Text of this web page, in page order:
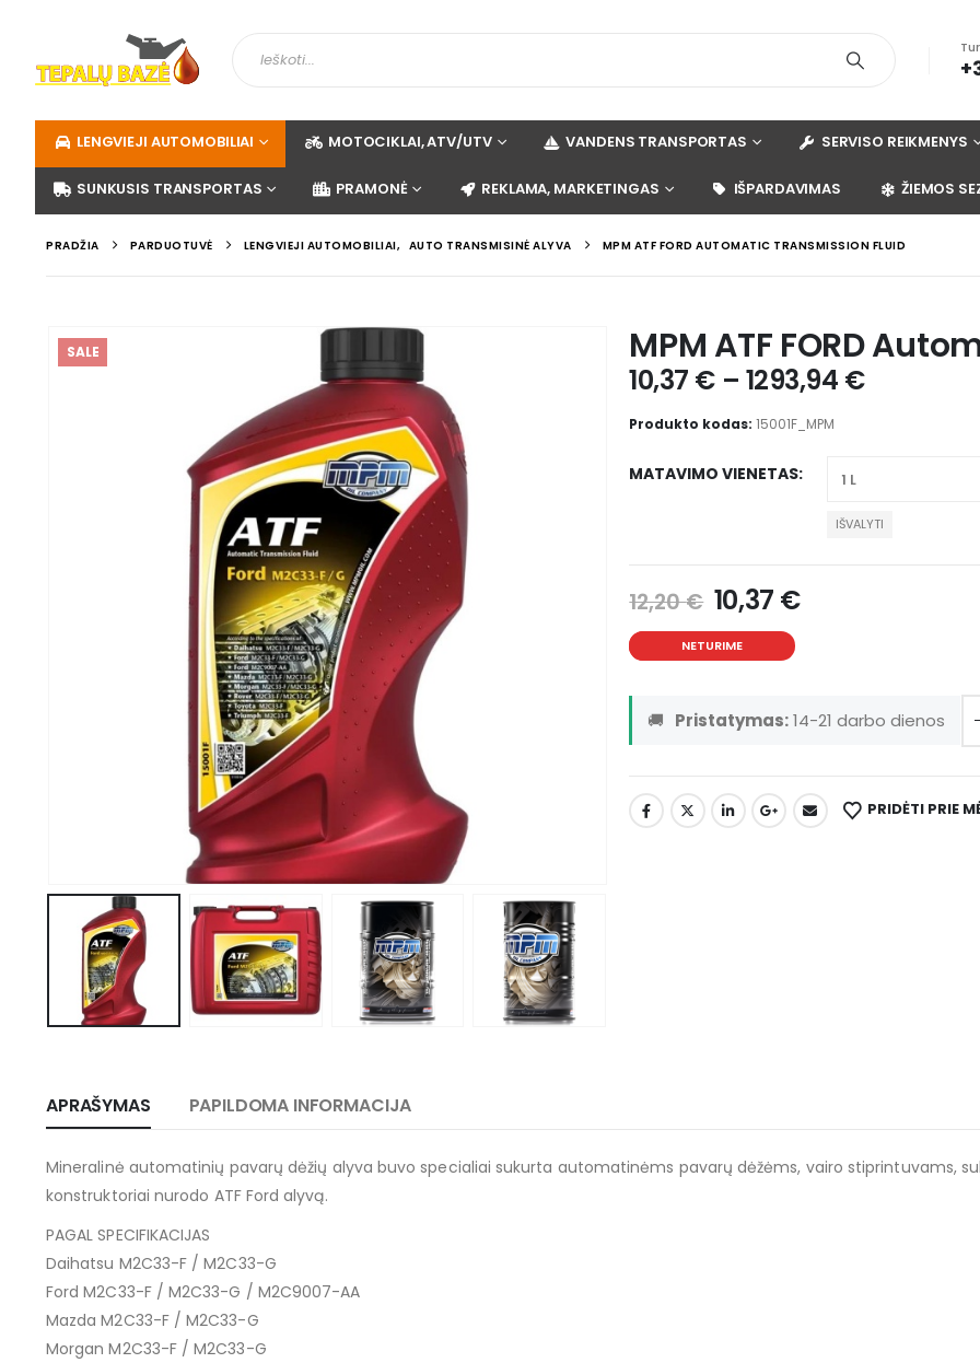
LENGVIEJI AUTOMOBILIAI MOTOCIKLAI, ATV/UTV VANDENS TRANSPORTAS SERVISO REIKMENYS
SUNKUSIS TRANSPORTAS PRAMONĖ REKLAMA, MARKETINGAS IŠPARDAVIMAS ŽIEMOS
PRADŽIA PARDUOTUVĖ LENGVIEJI AUTOMOBILIAI, AUTO TRANSMISINĖ ALYVA MPM ATF FORD AUTOMATIC TRANSMISSION FLUID
SALE MPM ATF FORD
10,37 € – 1293,94 €
Produkto kodas:15001F_MPM
MATAVIMO VIENETAS
IŠVALYTI
12,20€ 10,37 €
NETURIME
🚚 Pristatymas: 14-21 darbo dienos
PRIDĖTI PRIE
APRAŠYMAS PAPILDOMA INFORMACIJA
Mineralinė automatinių pavarų dėžių alyva buvo specialiai sukurta automatinėms pavarų dėžėms, vairo stiprintuvams,
konstruktoriai nurodo ATF Ford alyvą.
PAGAL SPECIFIKACIJAS
Daihatsu M2C33-F / M2C33-G
Ford M2C33-F / M2C33-G / M2C9007-AA
Mazda M2C33-F / M2C33-G
Morgan M2C33-F / M2C33-G